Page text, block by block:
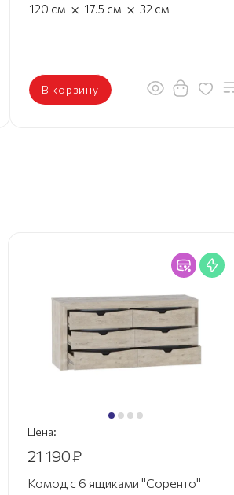
120 см × 17.5 см × 32 см
В корзину
Диван-кровать "Фаворит"